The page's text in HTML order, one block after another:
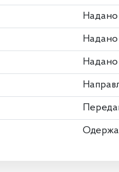
Надано
Надано
Надано